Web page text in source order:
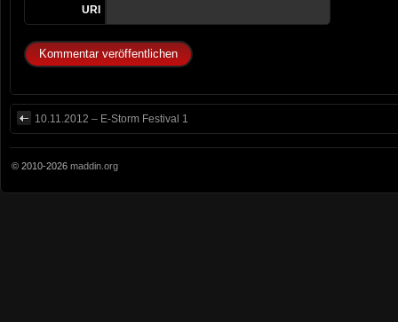
URI
10.11.2012 – E-Storm Festival 1
© 2010-2026 maddin.org